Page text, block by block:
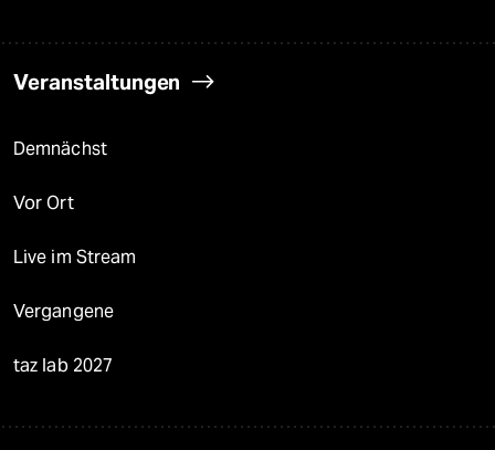
Veranstaltungen
Demnächst
Vor Ort
Live im Stream
Vergangene
taz lab 2027